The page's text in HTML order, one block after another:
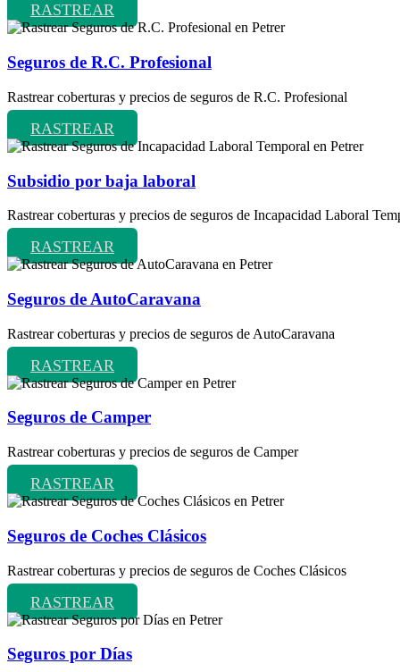
RASTREAR
Seguros de R.C. Profesional
Rastrear coberturas y precios de seguros de R.C. Profesional
RASTREAR
Subsidio por baja laboral
Rastrear coberturas y precios de seguros de Incapacidad Laboral
RASTREAR
Seguros de AutoCaravana
Rastrear coberturas y precios de seguros de AutoCaravana
RASTREAR
Seguros de Camper
Rastrear coberturas y precios de seguros de Camper
RASTREAR
Seguros de Coches Clásicos
Rastrear coberturas y precios de seguros de Coches Clásicos
RASTREAR
Seguros por Días